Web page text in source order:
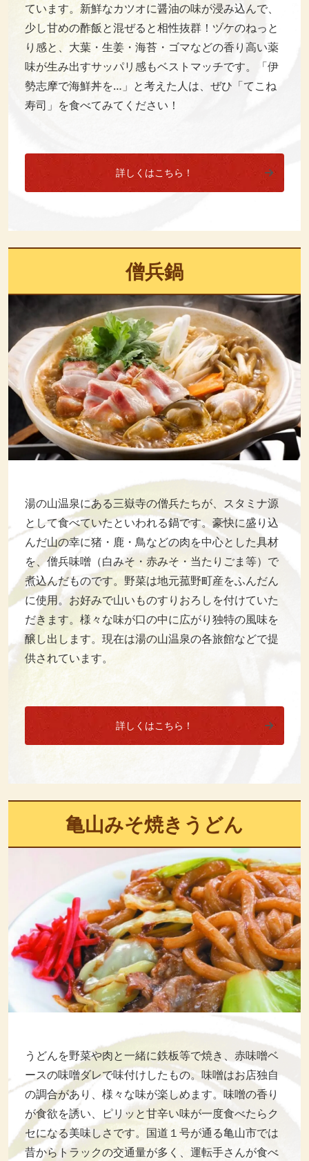
ています。新鮮なカツオに醤油の味が浸み込んで、
少し甘めの酢飯と混ぜると相性抜群！ヅケのねっと
り感と、大葉・生姜・海苔・ゴマなどの香り高い薬
味が生み出すサッパリ感もベストマッチです。「伊
勢志摩で海鮮丼を…」と考えた人は、ぜひ「てこね
寿司」を食べてみてください！
詳しくはこちら！
僧兵鍋
湯の山温泉にある三嶽寺の僧兵たちが、スタミナ源
として食べていたといわれる鍋です。豪快に盛り込
んだ山の幸に猪・鹿・鳥などの肉を中心とした具材
を、僧兵味噌（白みそ・赤みそ・当たりごま等）で
煮込んだものです。野菜は地元菰野町産をふんだん
に使用。お好みで山いものすりおろしを付けていた
だきます。様々な味が口の中に広がり独特の風味を
醸し出します。現在は湯の山温泉の各旅館などで提
供されています。
詳しくはこちら！
亀山みそ焼きうどん
うどんを野菜や肉と一緒に鉄板等で焼き、赤味噌ベ
ースの味噌ダレで味付けしたもの。味噌はお店独自
の調合があり、様々な味が楽しめます。味噌の香り
が食欲を誘い、ピリッと甘辛い味が一度食べたらク
セになる美味しさです。国道１号が通る亀山市では
昔からトラックの交通量が多く、運転手さんが食べ